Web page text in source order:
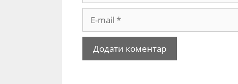
mail